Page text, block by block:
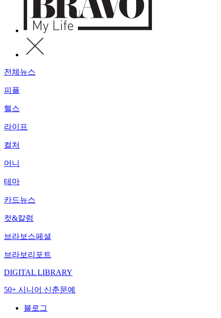
전체뉴스
피플
헬스
라이프
컬처
머니
테마
카드뉴스
컷&칼럼
브라보스페셜
브라보리포트
DIGITAL LIBRARY
50+ 시니어 신춘문예
블로그